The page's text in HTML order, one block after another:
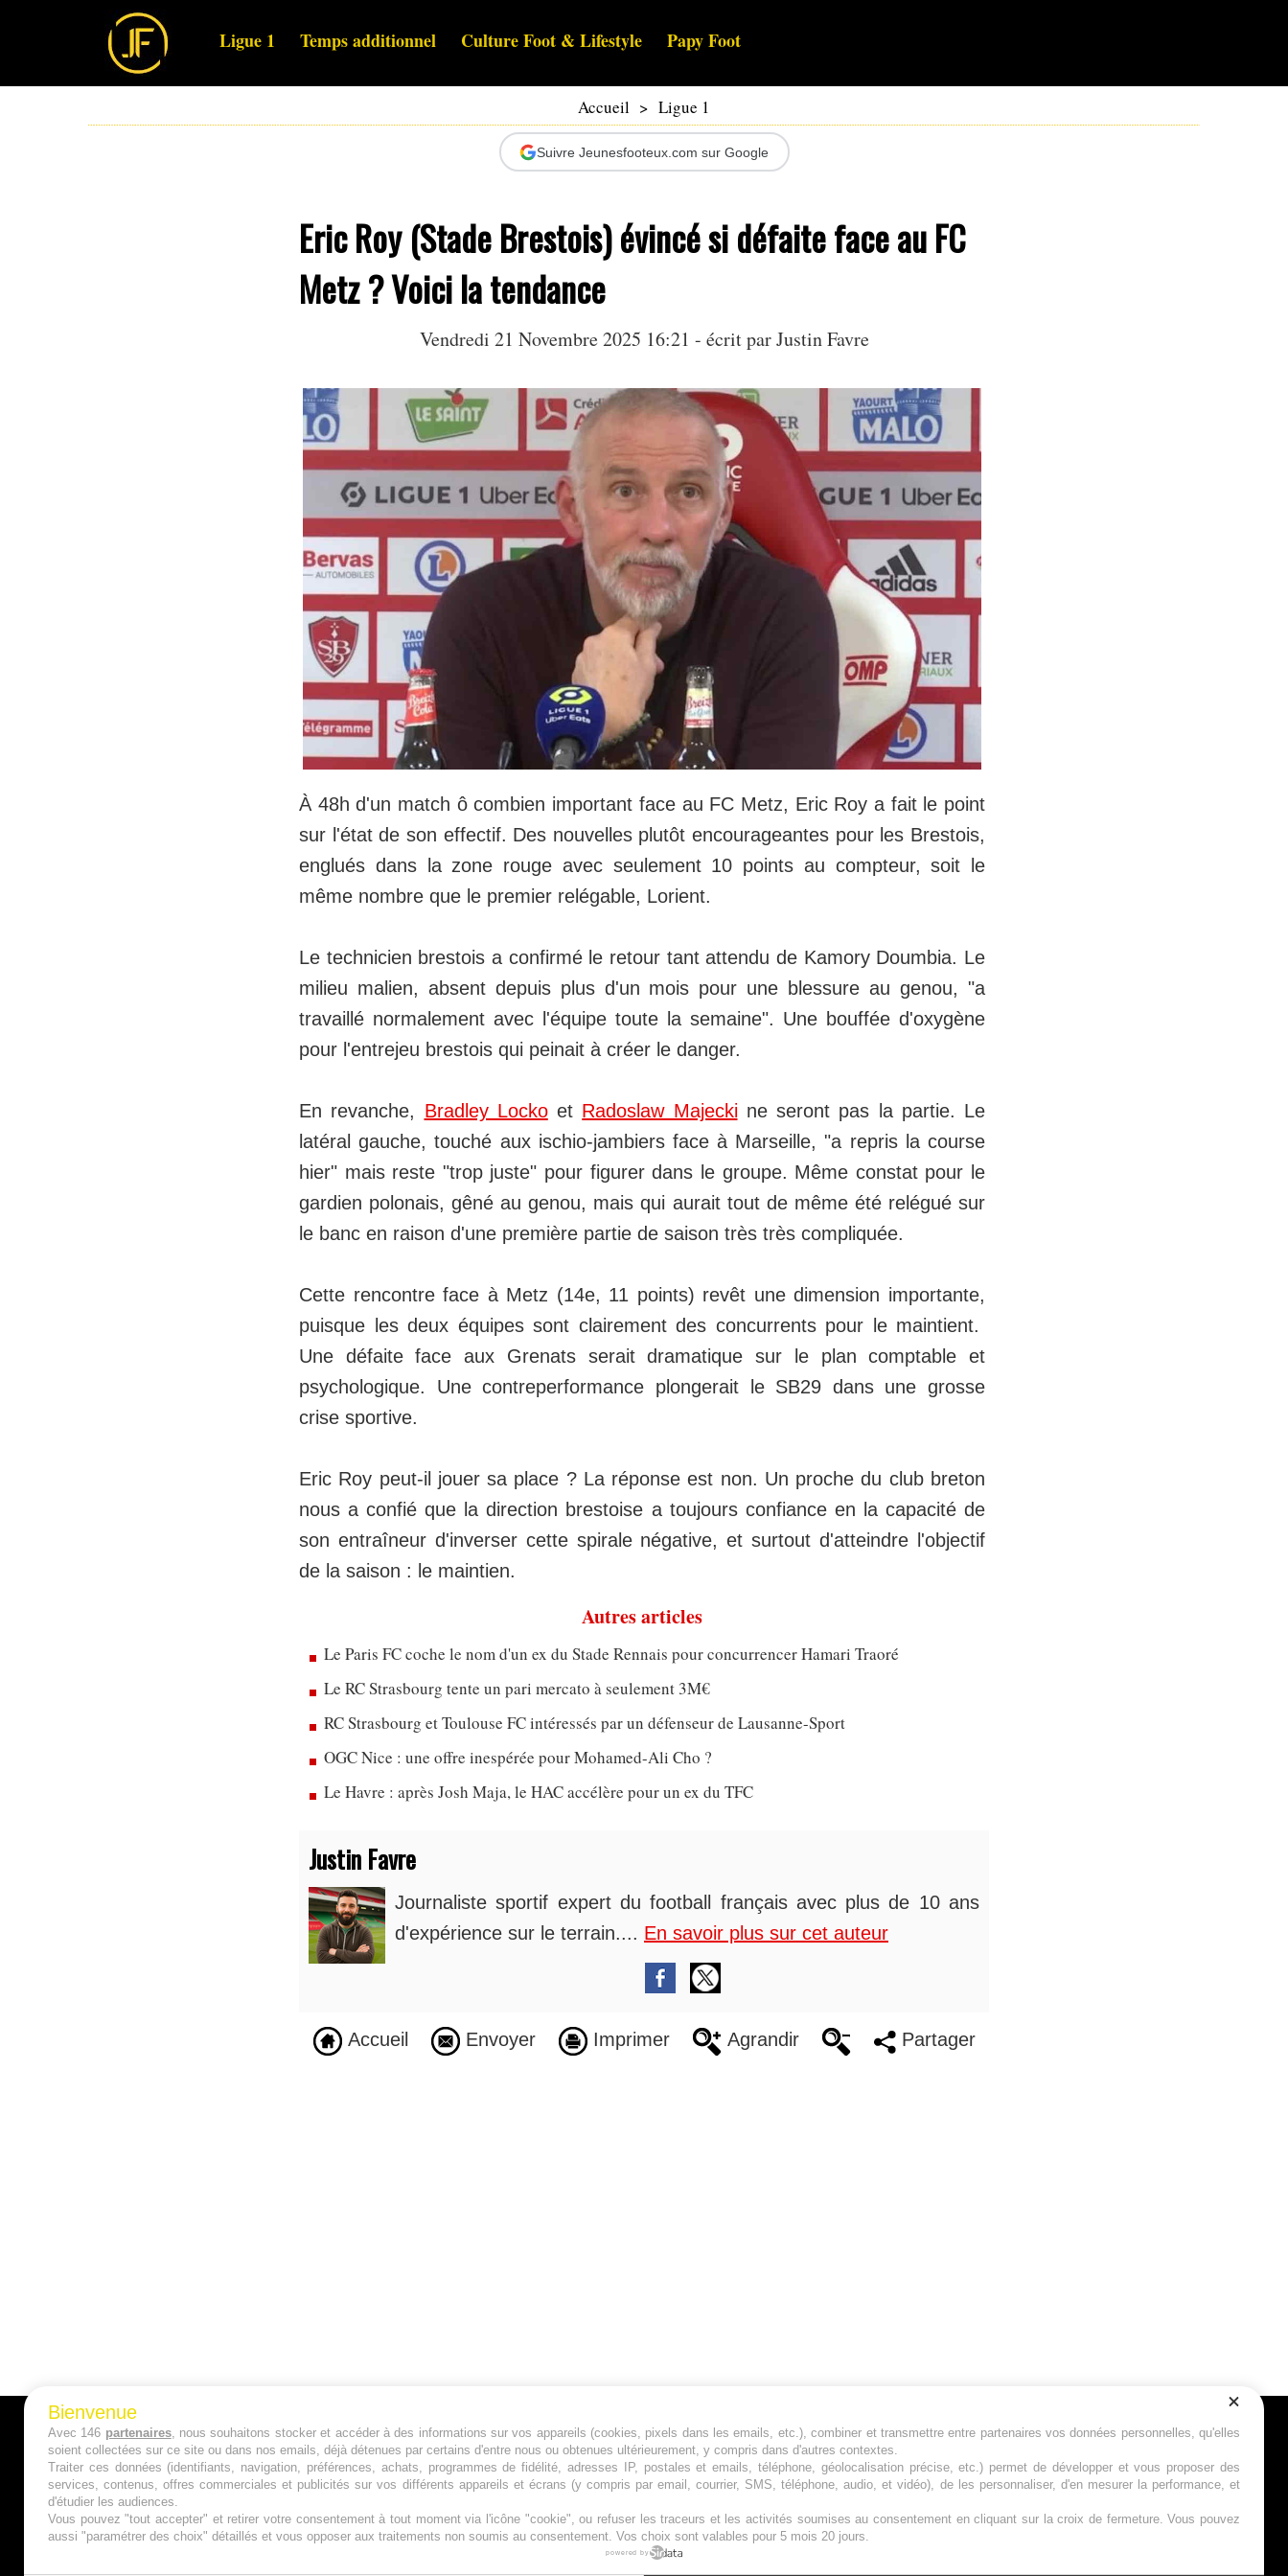
Ligue 1 Temps additionnel Culture Foot & Lifestyle Papy Foot
Accueil > Ligue 1
Suivre Jeunesfooteux.com sur Google
Eric Roy (Stade Brestois) évincé si défaite face au FC
Metz ? Voici la tendance
Vendredi 21 Novembre 2025 16:21 - écrit parJustin Favre
À 48h d'un match ô combien important face au FC Metz, Eric Roy a fait le point
sur l'état de son effectif. Des nouvelles plutôt encourageantes pour les Brestois,
englués dans la zone rouge avec seulement 10 points au compteur, soit le
même nombre que le premier relégable, Lorient.
Le technicien brestois a confirmé le retour tant attendu de Kamory Doumbia. Le
milieu malien, absent depuis plus d'un mois pour une blessure au genou, "a
travaillé normalement avec l'équipe toute la semaine". Une bouffée d'oxygène
pour l'entrejeu brestois qui peinait à créer le danger.​
En revanche, Bradley Lockoet Radoslaw Majeckine seront pas la partie. Le
latéral gauche, touché aux ischio-jambiers face à Marseille, "a repris la course
hier" mais reste "trop juste" pour figurer dans le groupe. Même constat pour le
gardien polonais, gêné au genou, mais qui aurait tout de même été relégué sur
le banc en raison d'une première partie de saison très très compliquée.
Cette rencontre face à Metz (14e, 11 points) revêt une dimension importante,
puisque les deux équipes sont clairement des concurrents pour le maintient.
Une défaite face aux Grenats serait dramatique sur le plan comptable et
psychologique. Une contreperformance plongerait le SB29 dans une grosse
crise sportive.
Eric Roy peut-il jouer sa place ? La réponse est non. Un proche du club breton
nous a confié que la direction brestoise a toujours confiance en la capacité de
son entraîneur d'inverser cette spirale négative, et surtout d'atteindre l'objectif
de la saison : le maintien.
Autres articles
Le Paris FC coche le nom d'un ex du Stade Rennais pour concurrencer Hamari Traoré
Le RC Strasbourg tente un pari mercato à seulement 3M€
RC Strasbourg et Toulouse FC intéressés par un défenseur de Lausanne-Sport
OGC Nice : une offre inespérée pour Mohamed-Ali Cho ?
Le Havre : après Josh Maja, le HAC accélère pour un ex du TFC
Justin Favre
Journaliste sportif expert du football français avec plus de 10 ans
d'expérience sur le terrain.... En savoir plus sur cet auteur
Accueil Envoyer Imprimer Agrandir Partager
A PROPOS
Qui sommes nous ?
Mentions Légales
Jeunesfooteux est un média sportif qui traite
principalement de l'actualité de la Ligue 1 et
des grosses actualités de la Ligue 2 et du
Plan du site | Syndication |Powered by WM
Suivez-nous
Bienvenue
Avec 146 partenaires, nous souhaitons stocker et accéder à des informations sur vos appareils (cookies, pixels dans les emails, etc.), combiner et transmettre entre partenaires vos données personnelles, qu'elles
soient collectées sur ce site ou dans nos emails, déjà détenues par certains d'entre nous ou obtenues ultérieurement, y compris dans d'autres contextes.
Traiter ces données (identifiants, navigation, préférences, achats, programmes de fidélité, adresses IP, postales et emails, téléphone, géolocalisation précise, etc.) permet de développer et vous proposer des
services, contenus, offres commerciales et publicités sur vos différents appareils et écrans (y compris par email, courrier, SMS, téléphone, audio, et vidéo), de les personnaliser, d'en mesurer la performance, et
d'étudier les audiences.
Vous pouvez "tout accepter" et retirer votre consentement à tout moment via l'icône "cookie", ou refuser les traceurs et les activités soumises au consentement en cliquant sur la croix de fermeture. Vous pouvez
aussi "paramétrer des choix" détaillés et vous opposer aux traitements non soumis au consentement. Vos choix sont valables pour 5 mois 20 jours.
powered by